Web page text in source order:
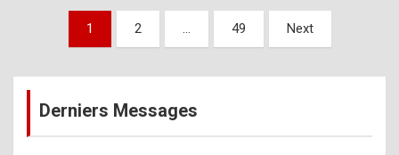
a
%
Pagination
publications
1 2 … 49 Next
Derniers Messages